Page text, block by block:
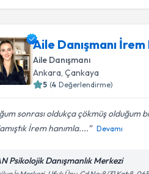
Aile Danışmanı
Aile Danışmanı
Ankara , Çankaya
5 (4 Değerlendirme)
sonrası oldukça çökmüş olduğum
İrem hanımla....
Devamı
Psikolojik Danışmanlık Merkezi